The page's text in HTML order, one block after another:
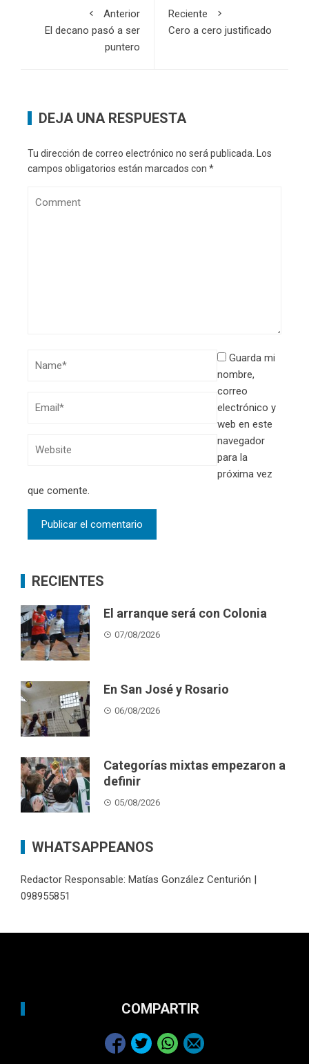
Anterior
El decano pasó a ser
puntero
Reciente
Cero a cero justificado
DEJA UNA RESPUESTA
Tu dirección de correo electrónico no será publicada. Los
campos obligatorios están marcados con *
Guarda mi
nombre,
correo
electrónico y
web en este
navegador
para la
próxima vez
que comente.
RECIENTES
El arranque será con Colonia
07/08/2026
En San José y Rosario
06/08/2026
Categorías mixtas empezaron a
definir
05/08/2026
WHATSAPPEANOS
Redactor Responsable: Matías González Centurión |
098955851
COMPARTIR